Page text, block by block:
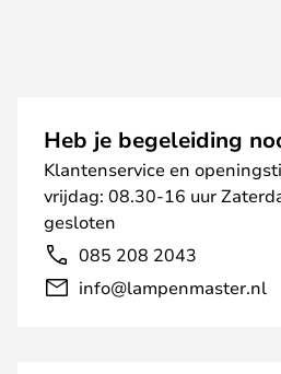
Heb je begeleiding
Klantenservice en
vrijdag: 08.30-16 uur
gesloten
085 208 2043
info@lampenmaster.nl